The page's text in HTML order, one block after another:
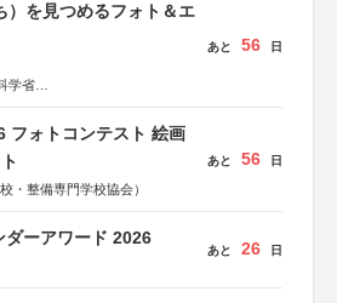
）を見つめるフォト＆エ
学省
あと 56 日
フォトコンテスト 絵画
・整備専門学校協会）
あと 56 日
ダーアワード 2026
あと 26 日